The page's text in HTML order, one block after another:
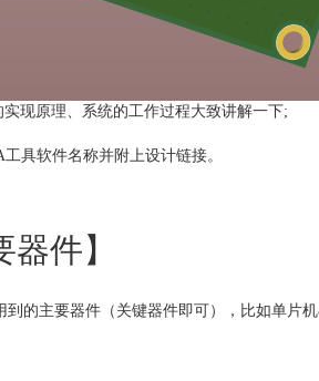
现原理、系统的工作过程大致讲解一下;
具软件名称并附上设计链接。
件】
的主要器件（关键器件即可），比如单片